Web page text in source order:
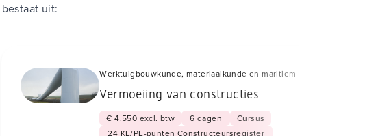
bestaat uit:
Werktuigbouwkunde, materiaalkunde en maritiem
Vermoeiing van constructies
€ 4.550 excl. btw 6 dagen
Cursus
24 KE/PE-punten Constructeursregister